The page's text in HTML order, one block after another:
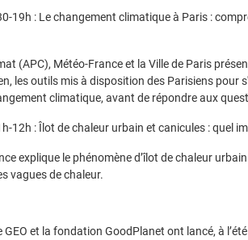
19h : Le changement climatique à Paris :
(APC), Météo-France et la Ville de Paris
les outils mis à disposition des Parisiens pour
climatique, avant de répondre aux
12h : Îlot de chaleur urbain et canicules : quel
explique le phénomène d’îlot de chaleur
vagues de chaleur.
GEO et la fondation GoodPlanet ont lancé, à